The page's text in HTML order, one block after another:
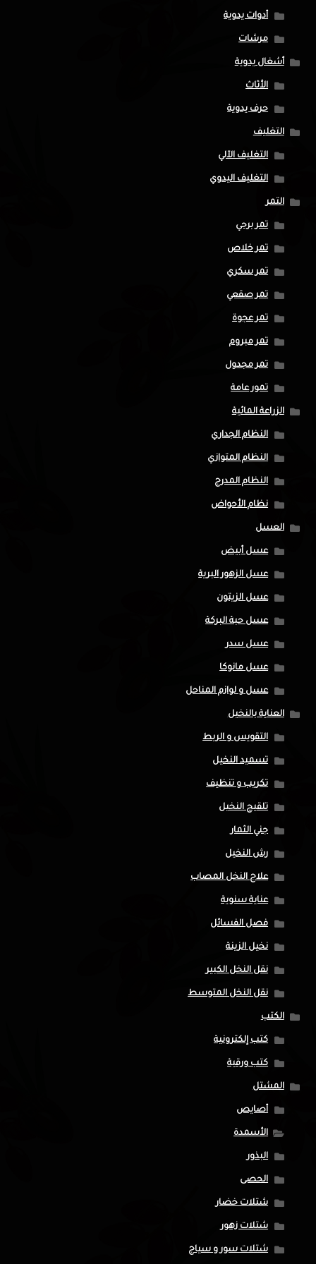
أدوات يدوية
مرشات
أشغال يدوية
الأثاث
حرف يدوية
التغليف
التغليف الآلي
التغليف اليدوي
التمر
تمر برحي
تمر خلاص
تمر سكري
تمر صقعي
تمر عجوة
تمر مبروم
تمر مجدول
تمور عامة
الزراعة المائية
النظام الجداري
النظام المتوازي
النظام المدرج
نظام الأحواض
العسل
عسل أبيض
عسل الزهور البرية
عسل الزيتون
عسل حبة البركة
عسل سدر
عسل مانوكا
عسل و لوازم المناحل
العناية بالنخيل
التقويس و الربط
تسميد النخيل
تكريب و تنظيف
تلقيح النخيل
جني الثمار
رش النخيل
علاج النخل المصاب
عناية سنوية
فصل الفسائل
نخيل الزينة
نقل النخل الكبير
نقل النخل المتوسط
الكتب
كتب إلكترونية
كتب ورقية
المشتل
أصايص
الأسمدة
البذور
الحصى
شتلات خضار
شتلات زهور
شتلات سور و سياج